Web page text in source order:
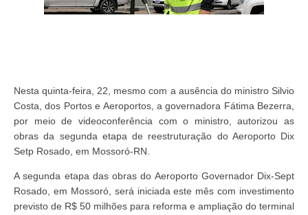
Nesta quinta-feira, 22, mesmo com a ausência do ministro Silvio
Costa, dos Portos e Aeroportos, a governadora Fátima Bezerra,
por meio de videoconferência com o ministro, autorizou as
obras da segunda etapa de reestruturação do Aeroporto Dix
Setp Rosado, em Mossoró-RN.
A segunda etapa das obras do Aeroporto Governador Dix-Sept
Rosado, em Mossoró, será iniciada este mês com investimento
previsto de R$ 50 milhões para reforma e ampliação do terminal